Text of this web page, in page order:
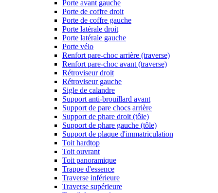
Porte avant gauche
Porte de coffre droit
Porte de coffre gauche
Porte latérale droit
Porte latérale gauche
Porte vélo
Renfort pare-choc arrière (traverse)
Renfort pare-choc avant (traverse)
Rétroviseur droit
Rétroviseur gauche
Sigle de calandre
Support anti-brouillard avant
Support de pare chocs arrière
Support de phare droit (tôle)
Support de phare gauche (tôle)
Support de plaque d'immatriculation
Toit hardtop
Toit ouvrant
Toit panoramique
Trappe d'essence
Traverse inférieure
Traverse supérieure